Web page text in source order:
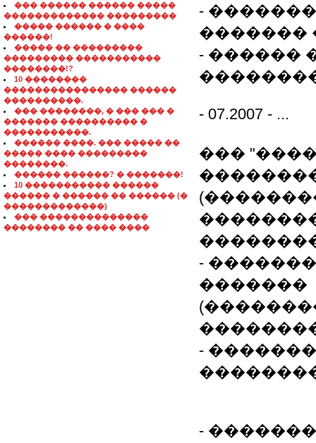
��� ������ ������ �����
������������� ���������
����� ������ � ����
������!
����� �� ���������
��������� �����������
��������!?
10 ��������
���������������� ������
����������.
��� ��������, � ��� ��� �
������� ���������� �
�����������.
������ ����. ��� ����� ��
����� ���� ���������
��������.
������ ������? � �������!
10 ����������� ������
������ � ������ �� ������ (�
�������������)
��� ��������������
�������� �� ���� ����
-
�������
- ������
- 07.2007 - ...
���
-
�������
-
-